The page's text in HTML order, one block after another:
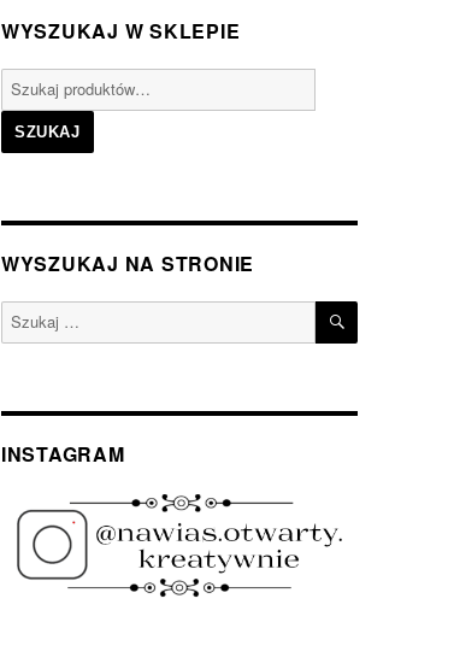
WYSZUKAJ W SKLEPIE
Szukaj:
SZUKAJ
WYSZUKAJ NA STRONIE
Szukaj: SZUKAJ
INSTAGRAM